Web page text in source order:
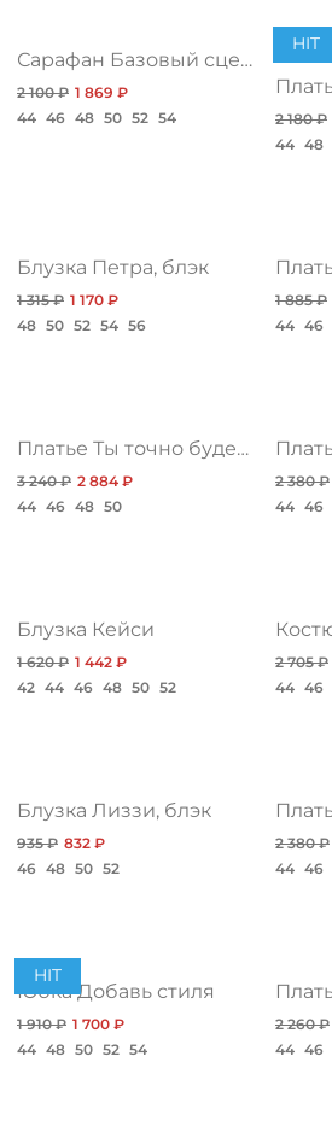
ЗАКАЗАТЬ ЗВОНОК
Сарафан Базовый сценарий, бордо
2 100 ₽ 1 869 ₽
44 46 48 50 52 54
HIT
2 180 ₽
44 48
Блузка Петра, блэк
1 315 ₽ 1 170 ₽
48 50 52 54 56
1 885 ₽
44 46
Платье Ты точно будешь моим
3 240 ₽ 2 884 ₽
44 46 48 50
2 380 ₽
44 46
Блузка Кейси
1 620 ₽ 1 442 ₽
42 44 46 48 50 52
2 705 ₽
44 46
Блузка Лиззи, блэк
935 ₽ 832 ₽
46 48 50 52
2 380 ₽
44 46
HIT
Юбка Добавь стиля
1 910 ₽ 1 700 ₽
44 48 50 52 54
2 260 ₽
44 46